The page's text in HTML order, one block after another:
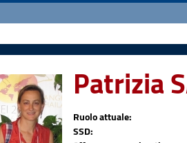
Patrizia
Ruolo attuale:
SSD: